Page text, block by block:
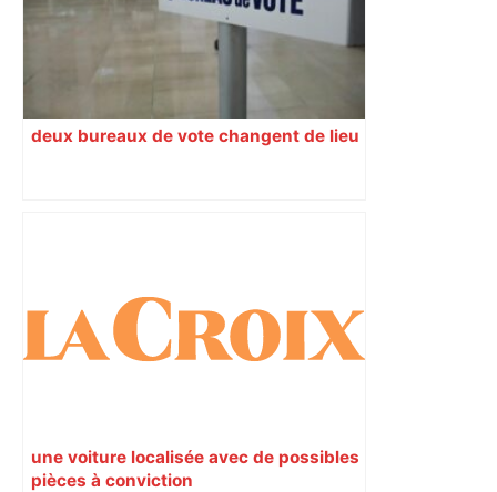
deux bureaux de vote changent de lieu
une voiture localisée avec de possibles
pièces à conviction